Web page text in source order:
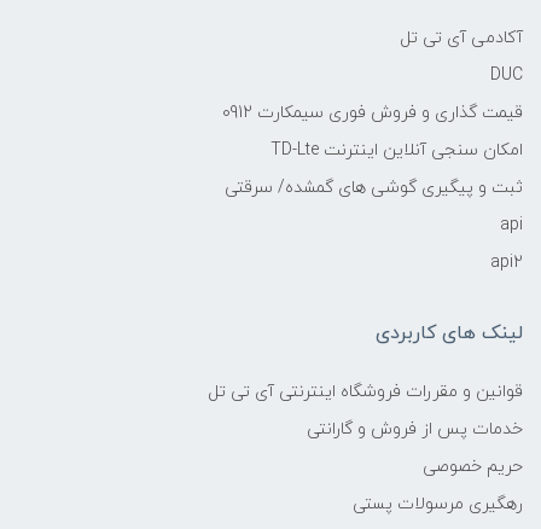
آکادمی آی تی تل
DUC
قیمت گذاری و فروش فوری سیمکارت 0912
امکان سنجی آنلاین اینترنت TD-Lte
ثبت و پیگیری گوشی های گمشده/ سرقتی
api
api2
لینک های کاربردی
قوانین و مقررات فروشگاه اینترنتی آی تی تل
خدمات پس از فروش و گارانتی
حریم خصوصی
رهگیری مرسولات پستی